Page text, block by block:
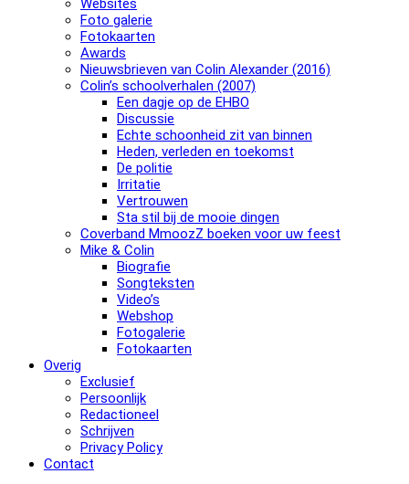
Websites
Foto galerie
Fotokaarten
Awards
Nieuwsbrieven van Colin Alexander (2016)
Colin’s schoolverhalen (2007)
Een dagje op de EHBO
Discussie
Echte schoonheid zit van binnen
Heden, verleden en toekomst
De politie
Irritatie
Vertrouwen
Sta stil bij de mooie dingen
Coverband MmoozZ boeken voor uw feest
Mike & Colin
Biografie
Songteksten
Video’s
Webshop
Fotogalerie
Fotokaarten
Overig
Exclusief
Persoonlijk
Redactioneel
Schrijven
Privacy Policy
Contact